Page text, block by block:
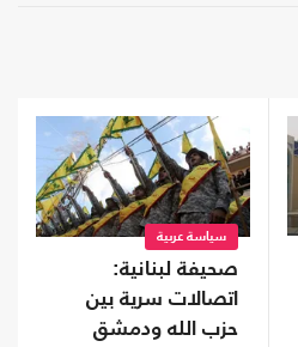
سياسة عربية
صحيفة لبنانية:
اتصالات سرية بين
حزب الله ودمشق